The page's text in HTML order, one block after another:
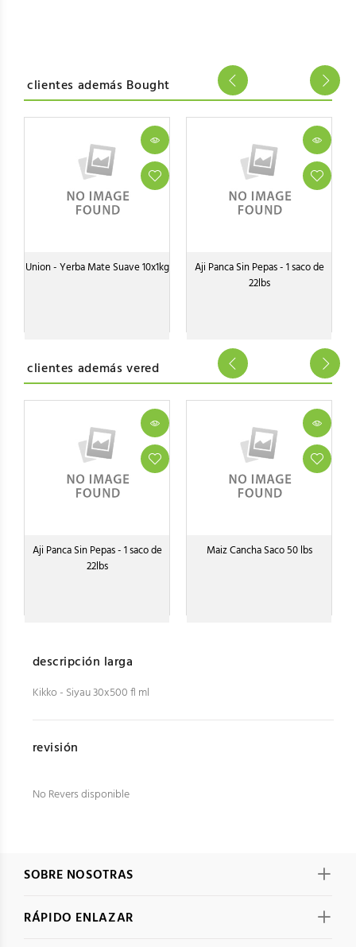
clientes además Bought
Union - Yerba Mate Suave 10x1kg
Aji Panca Sin Pepas - 1 saco de
22lbs
clientes además vered
Aji Panca Sin Pepas - 1 saco de
22lbs
Maiz Cancha Saco 50 lbs
descripción larga
Kikko - Siyau 30x500 fl ml
revisión
No Revers disponible
SOBRE NOSOTRAS
RÁPIDO ENLAZAR